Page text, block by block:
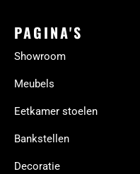
PAGINA'S
Showroom
Meubels
Eetkamer stoelen
Bankstellen
Decoratie